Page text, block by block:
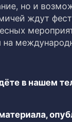
но и
ждут
на
в нашем